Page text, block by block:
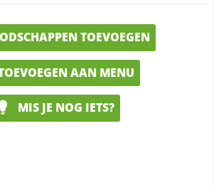
TOEVOEGEN
AAN MENU
MIS JE NOG IETS?